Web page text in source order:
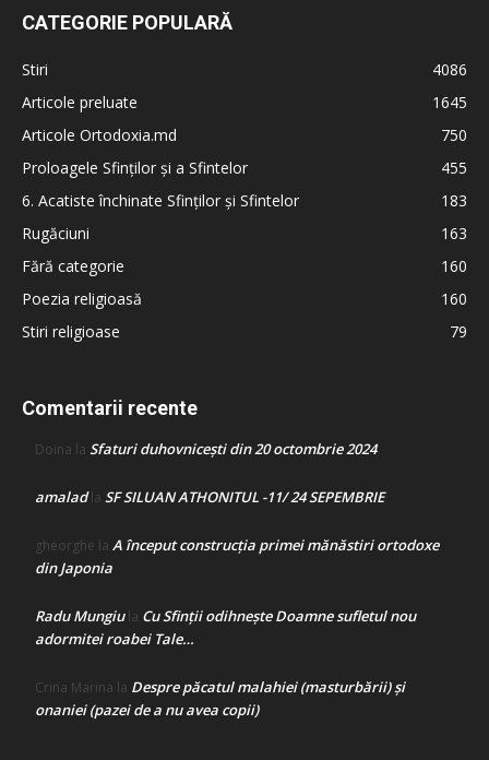
CATEGORIE POPULARĂ
Stiri
4086
Articole preluate
1645
Articole Ortodoxia.md
750
Proloagele Sfinților și a Sfintelor
455
6. Acatiste închinate Sfinților și Sfintelor
183
Rugăciuni
163
Fără categorie
160
Poezia religioasă
160
Stiri religioase
79
Comentarii recente
Doina la Sfaturi duhovnicești din 20 octombrie 2024
amaladla SF SILUAN ATHONITUL -11/ 24 SEPEMBRIE
gheorghe la A început construcţia primei mănăstiri ortodoxe
din Japonia
Radu Mungiula Cu Sfinții odihnește Doamne sufletul nou
adormitei roabei Tale…
Crina Marina la Despre păcatul malahiei (masturbării) şi
onaniei (pazei de a nu avea copii)